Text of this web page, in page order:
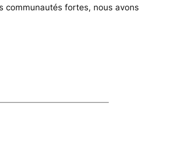
communautés fortes, nous avons